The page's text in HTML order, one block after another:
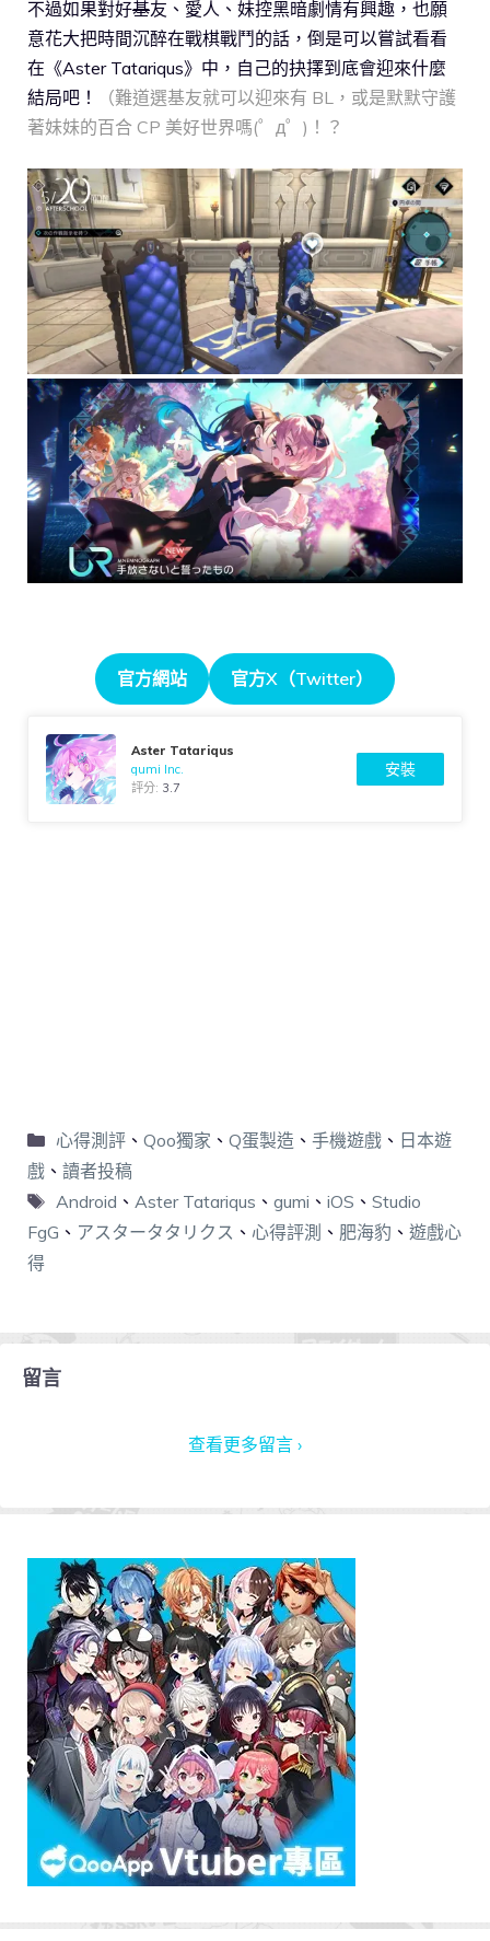
不過如果對好基友、愛人、妹控黑暗劇情有興趣，也願
意花大把時間沉醉在戰棋戰鬥的話，倒是可以嘗試看看
在《Aster Tatariqus》中，自己的抉擇到底會迎來什麼
結局吧！
（難道選基友就可以迎來有 BL，或是默默守護
著妹妹的百合 CP 美好世界嗎(゜д゜)！？
官方網站 官方X（Twitter）
Aster Tatariqus
gumi Inc.
評分: 3.7
安裝
心得測評、 Qoo獨家 、 Q蛋製造 、 手機遊戲、 日本遊
戲 、 讀者投稿
Android 、 Aster Tatariqus 、 gumi 、 iOS 、 Studio
FgG 、 アスタータタリクス 、 心得評測 、 肥海豹 、 遊戲心
得
留言
查看更多留言 ›